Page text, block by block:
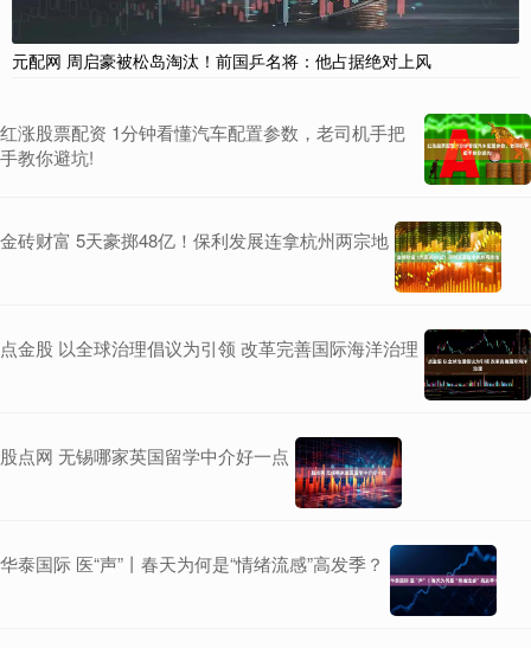
元配网 周启豪被松岛淘汰！前国乒名将：他占据绝对上风
红涨股票配资 1分钟看懂汽车配置参数，老司机手把
手教你避坑!
金砖财富 5天豪掷48亿！保利发展连拿杭州两宗地
点金股 以全球治理倡议为引领 改革完善国际海洋治理
股点网 无锡哪家英国留学中介好一点
华泰国际 医“声”丨春天为何是“情绪流感”高发季？